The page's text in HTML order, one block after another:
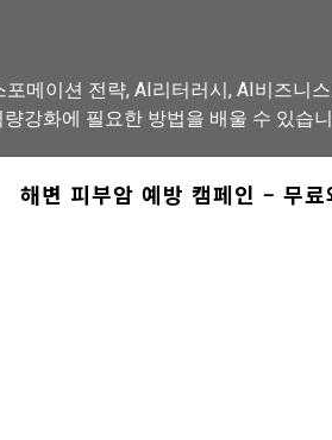
메이션 전략, AI리터러시, AI비즈니
강화에 필요한 방법을 배울 수 있습
해변 피부암 예방 캠페인 – 무료